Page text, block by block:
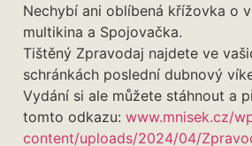
Nechybí ani oblíbená křížovka o
multikina a Spojovačka.
Tištěný Zpravodaj najdete ve
schránkách poslední dubnový
Vydání si ale můžete stáhnout a
tomto odkazu: www.mnisek.cz/
content/uploads/2024/04/